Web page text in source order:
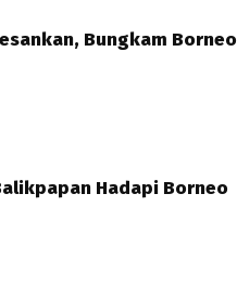
Bungkam Borneo
Hadapi Borneo